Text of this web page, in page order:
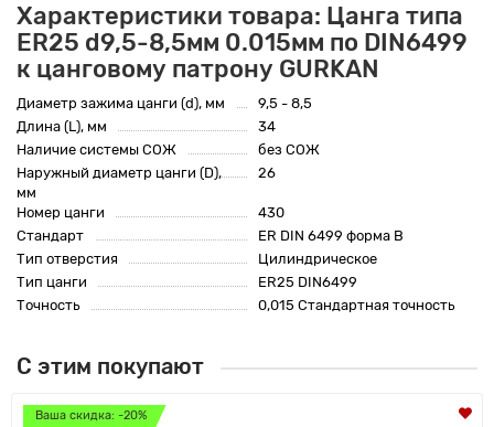
Характеристики товара: Цанга типа
ER25 d9,5-8,5мм 0.015мм по DIN6499
к цанговому патрону GURKAN
Диаметр зажима цанги (d), мм
9,5 - 8,5
Длина (L), мм
34
Наличие системы СОЖ
без СОЖ
Наружный диаметр цанги (D),
мм
26
Номер цанги
430
Стандарт
ER DIN 6499 форма B
Тип отверстия
Цилиндрическое
Тип цанги
ER25 DIN6499
Точность
0,015 Стандартная точность
С этим покупают
Ваша скидка: -20%